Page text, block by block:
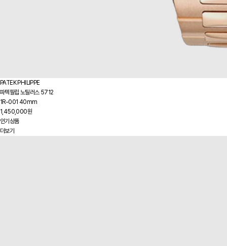
PATEK PHILIPPE
파텍필립 노틸러스 5712
1R-001 40mm
1,450,000원
인기상품
더보기